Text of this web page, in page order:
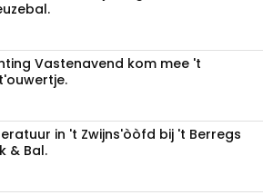
Vastenavend kom mee 't
in 't Zwijns'òòfd bij 't Berregs
& Bal.